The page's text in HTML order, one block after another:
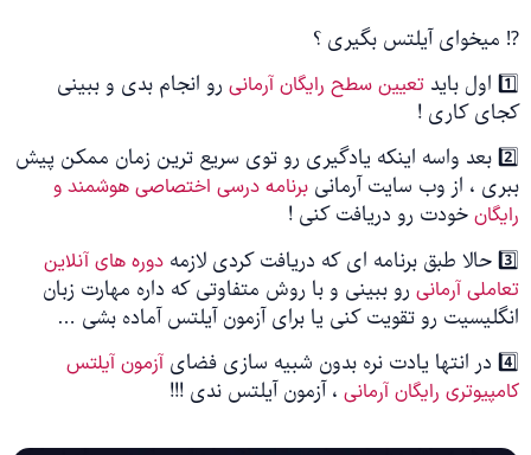
آیلتس بگیری ؟
تعیین سطح رایگان آرمانیرو انجام بدی و ببینی
کاری !
2️⃣ بعد واسه اینکه یادگیری رو توی سریع ترین زمان ممکن پیش
، از وب سایت آرمانیبرنامه درسی اختصاصی هوشمند و
خودت رو دریافت کنی !
دوره های آنلاین
آرمانیرو ببینی و با روش متفاوتی که داره مهارت زبان
رو تقویت کنی یا برای آزمون آیلتس آماده بشی …
آزمون آیلتس
رایگان آرمانی، آزمون آیلتس ندی !!!